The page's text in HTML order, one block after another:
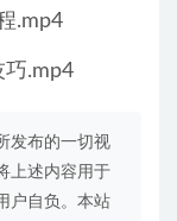
.mp4
巧.mp4
发布的一切视
上述内容用于
户自负。本站